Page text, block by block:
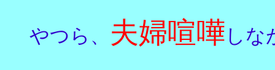
やつら、 夫婦喧嘩 しな